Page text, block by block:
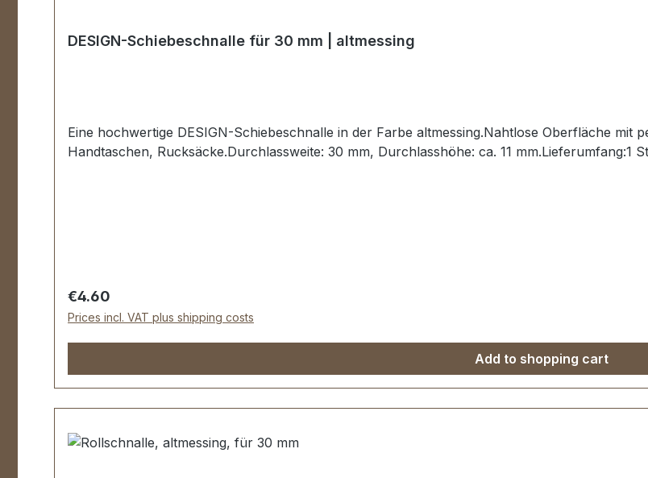
DESIGN-Schiebeschnalle für 30 mm | altmessing
Eine hochwertige DESIGN-Schiebeschnalle in der Farbe altmessing.Nahtlose Oberfläche mit
Handtaschen, Rucksäcke.Durchlassweite: 30 mm, Durchlasshöhe: ca. 11 mm.Lieferumfang:1
Regular price:
€4.60
Prices incl. VAT plus shipping costs
Add to shopping cart